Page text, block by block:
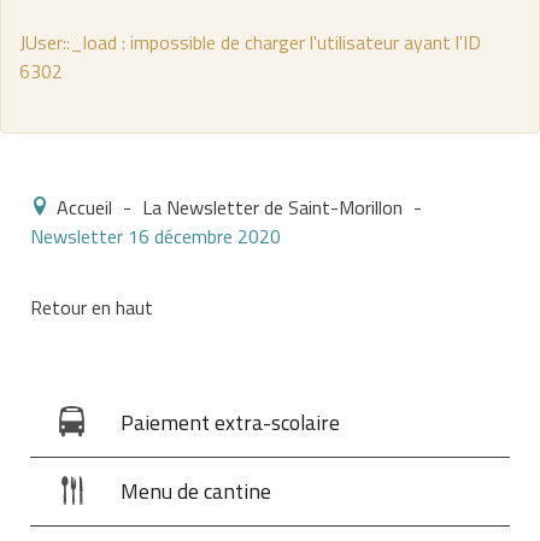
JUser::_load : impossible de charger l'utilisateur ayant l'ID
6302
Accueil - La Newsletter de Saint-Morillon -
Newsletter 16 décembre 2020
Retour en haut
Paiement extra-scolaire
Menu de cantine